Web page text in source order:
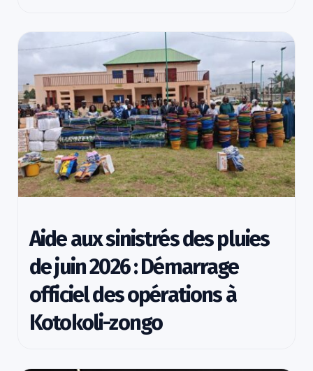
Aide aux sinistrés des pluies
de juin 2026 : Démarrage
officiel des opérations à
Kotokoli-zongo